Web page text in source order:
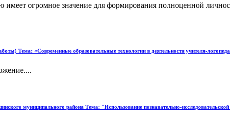
огромное значение для формирования полноценной
Тема: «Современные образовательные технологии в деятельности учителя-
муниципального района Тема: "Использование познавательно-исследовательской